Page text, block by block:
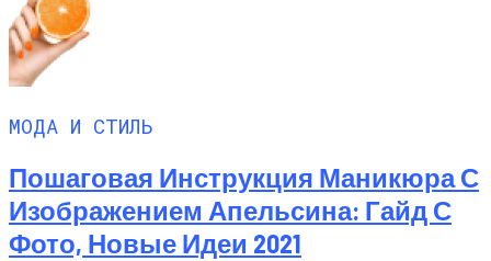
МОДА И СТИЛЬ
Пошаговая Инструкция Маникюра С
Изображением Апельсина: Гайд С
Фото, Новые Идеи 2021